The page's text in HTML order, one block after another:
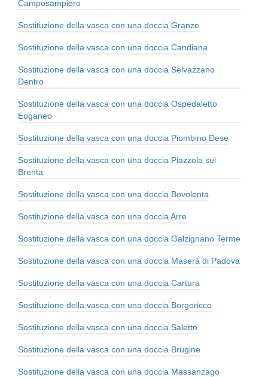
Camposampiero
Sostituzione della vasca con una doccia Granze
Sostituzione della vasca con una doccia Candiana
Sostituzione della vasca con una doccia Selvazzano
Dentro
Sostituzione della vasca con una doccia Ospedaletto
Euganeo
Sostituzione della vasca con una doccia Piombino Dese
Sostituzione della vasca con una doccia Piazzola sul
Brenta
Sostituzione della vasca con una doccia Bovolenta
Sostituzione della vasca con una doccia Arre
Sostituzione della vasca con una doccia Galzignano Terme
Sostituzione della vasca con una doccia Maserà di Padova
Sostituzione della vasca con una doccia Cartura
Sostituzione della vasca con una doccia Borgoricco
Sostituzione della vasca con una doccia Saletto
Sostituzione della vasca con una doccia Brugine
Sostituzione della vasca con una doccia Massanzago